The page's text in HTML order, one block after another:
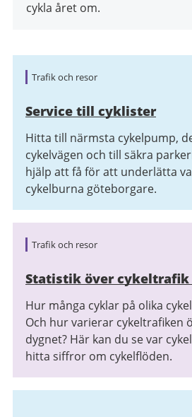
cykla året om.
Relaterad
Trafik och resor
Service till cyklister
Hitta till närmsta cykelpump,
cykelvägen och till säkra
hjälp att få för att underlätta
cykelburna göteborgare.
Trafik och resor
Statistik över cykeltrafik
Hur många cyklar på olika
Och hur varierar cykeltrafiken
dygnet? Här kan du se var
hitta siffror om cykelflöden.